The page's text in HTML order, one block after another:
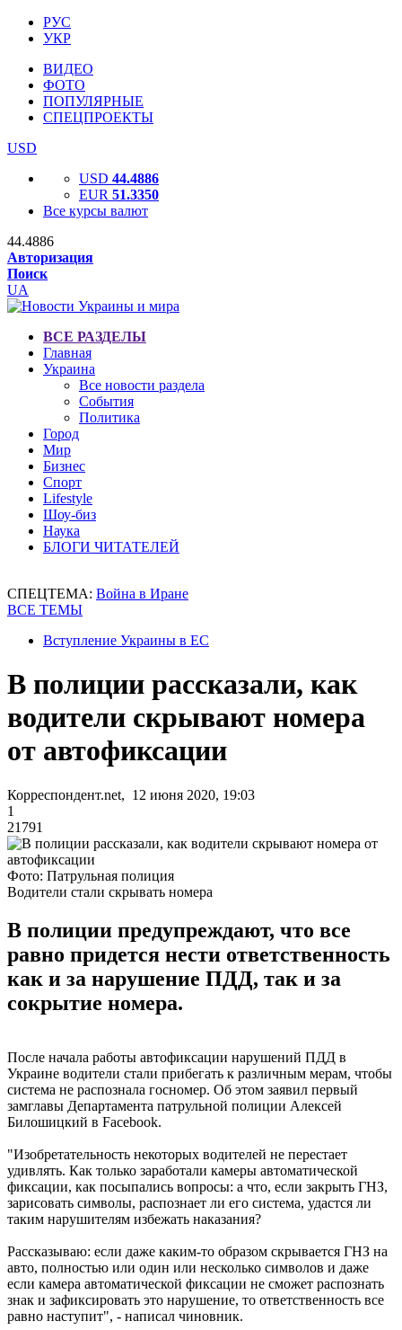
РУС
УКР
ВИДЕО
ФОТО
ПОПУЛЯРНЫЕ
СПЕЦПРОЕКТЫ
USD
USD 44.4886
EUR 51.3350
Все курсы валют
44.4886
Авторизация
Поиск
UA
ВСЕ РАЗДЕЛЫ
Главная
Украина
Все новости раздела
События
Политика
Город
Мир
Бизнес
Спорт
Lifestyle
Шоу-биз
Наука
БЛОГИ ЧИТАТЕЛЕЙ
СПЕЦТЕМА: Война в Иране
ВСЕ ТЕМЫ
Вступление Украины в ЕС
В полиции рассказали, как
водители скрывают номера
от автофиксации
Корреспондент.net, 12 июня 2020, 19:03
1
21791
Фото: Патрульная полиция
Водители стали скрывать номера
В полиции предупреждают, что все
равно придется нести ответственность
как и за нарушение ПДД, так и за
сокрытие номера.
После начала работы автофиксации нарушений ПДД в
Украине водители стали прибегать к различным мерам, чтобы
система не распознала госномер. Об этом заявил первый
замглавы Департамента патрульной полиции Алексей
Билошицкий в Facebook.
"Изобретательность некоторых водителей не перестает
удивлять. Как только заработали камеры автоматической
фиксации, как посыпались вопросы: а что, если закрыть ГНЗ,
зарисовать символы, распознает ли его система, удастся ли
таким нарушителям избежать наказания?
Рассказываю: если даже каким-то образом скрывается ГНЗ на
авто, полностью или один или несколько символов и даже
если камера автоматической фиксации не сможет распознать
знак и зафиксировать это нарушение, то ответственность все
равно наступит", - написал чиновник.